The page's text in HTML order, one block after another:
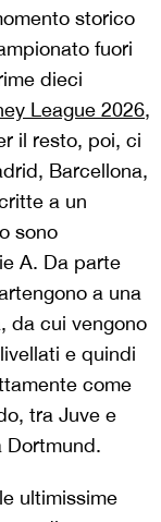
storico
fuori
dieci
League 2026,
il resto, poi, ci
Barcellona,
a un
sono
A. Da parte
a una
da cui vengono
e quindi
come
tra Juve e
Dortmund.
ultimissime